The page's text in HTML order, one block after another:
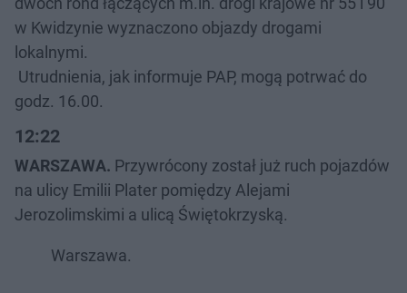
w Kwidzynie wyznaczono objazdy drogami
lokalnymi.
Utrudnienia, jak informuje PAP, mogą potrwać do
godz. 16.00.
12:22
WARSZAWA. Przywrócony został już ruch pojazdów
na ulicy Emilii Plater pomiędzy Alejami
Jerozolimskimi a ulicą Świętokrzyską.
Warszawa.